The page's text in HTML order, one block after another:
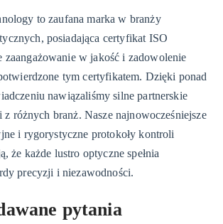
to zaufana marka w branży
posiadająca certyfikat ISO
zaangażowanie w jakość i zadowolenie
tym certyfikatem. Dzięki ponad
nawiązaliśmy silne partnerskie
z różnych branż. Nasze najnowocześniejsze
i rygorystyczne protokoły kontroli
że każde lustro optyczne spełnia
precyzji i niezawodności.
pytania